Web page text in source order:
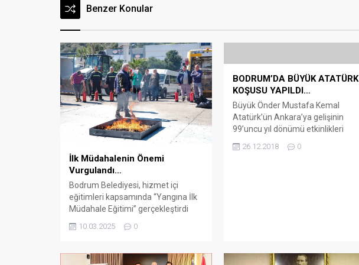
Benzer Konular
İlk Müdahalenin Önemi
Vurgulandı…
Bodrum Belediyesi, hizmet içi
eğitimleri kapsamında “Yangına İlk
Müdahale Eğitimi” gerçekleştirdi
ARENA HABER – Bodrum
Belediyesi tarafından eğitim
devam ederken son olarak Temizlik
10.03.2025 0
BODRUM’DA BÜYÜK ATATÜRK
KOŞUSU YAPILDI…
Büyük Önder Mustafa Kemal
Atatürk’ün Ankara’ya gelişinin
99’uncu yıl dönümü etkinlikleri
kapsamında, Bodrum’da Büyük
Atatürk Koşusu yapıldı. Bodrum
26.12.2018 0